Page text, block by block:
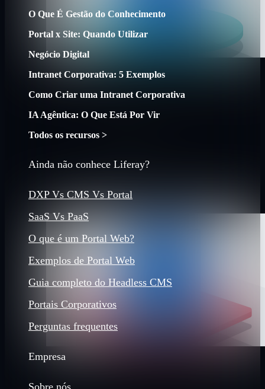
O Que É Gestão do Conhecimento
Portal x Site: Quando Utilizar
Negócio Digital
Intranet Corporativa: 5 Exemplos
Como Criar uma Intranet Corporativa
IA Agêntica: O Que Está Por Vir
Todos os recursos >
Ainda não conhece Liferay?
DXP Vs CMS Vs Portal
SaaS Vs PaaS
O que é um Portal Web?
Exemplos de Portal Web
Guia completo do Headless CMS
Portais Corporativos
Perguntas frequentes
Empresa